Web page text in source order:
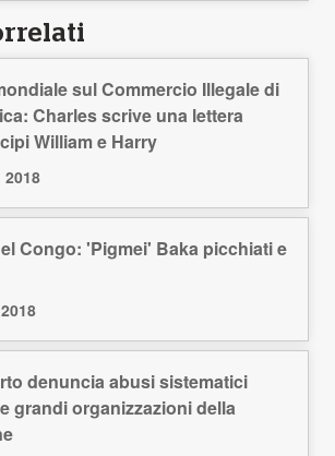
sul Commercio Illegale di
Charles scrive una lettera
William e Harry
2018
Congo: 'Pigmei' Baka picchiati e
denuncia abusi sistematici
grandi organizzazioni della